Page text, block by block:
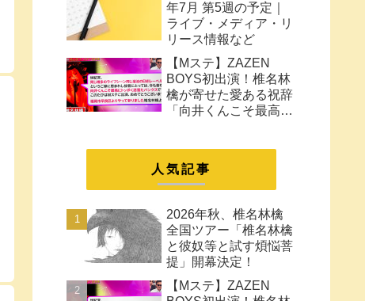
年7月 第5週の予定｜
ライブ・メディア・リ
リース情報など
【Mステ】ZAZEN
BOYS初出演！椎名林
檎が寄せた愛ある祝辞
「向井くんこそ最高に
人気記事
2026年秋、椎名林檎
全国ツアー「椎名林檎
と彼奴等と試す煩悩菩
提」開幕決定！
【Mステ】ZAZEN